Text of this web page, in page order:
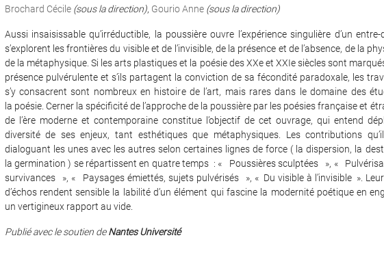
Brochard Cécile (sous la direction), Gourio Anne (sous la direction)
Aussi insaisissable qu’irréductible, la poussière ouvre l’expérience singulière d’un
s’explorent les frontières du visible et de l’invisible, de la présence et de l’absence, de la
de la métaphysique. Si les arts plastiques et la poésie des XXe et XXIe siècles sont
présence pulvérulente et s’ils partagent la conviction de sa fécondité paradoxale, les
s’y consacrent sont nombreux en histoire de l’art, mais rares dans le domaine des
la poésie. Cerner la spécificité de l’approche de la poussière par les poésies française et
de l’ère moderne et contemporaine constitue l’objectif de cet ouvrage, qui entend
diversité de ses enjeux, tant esthétiques que métaphysiques. Les contributions
dialoguant les unes avec les autres selon certaines lignes de force ( la dispersion, la
la germination ) se répartissent en quatre temps : « Poussières sculptées », «
survivances », « Paysages émiettés, sujets pulvérisés », « Du visible à l’invisible ».
d’échos rendent sensible la labilité d’un élément qui fascine la modernité poétique en
un vertigineux rapport au vide.
Publié avec le soutien deNantes Université